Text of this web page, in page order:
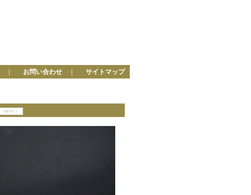
｜ お問い合わせ ｜ サイトマップ